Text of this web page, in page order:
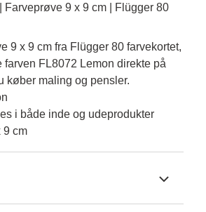
Farveprøve 9 x 9 cm | Flügger 80
9 x 9 cm fra Flügger 80 farvekortet,
farven FL8072 Lemon direkte på
køber maling og pensler.
i både inde og udeprodukter
9 cm